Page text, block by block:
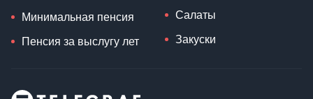
Минимальная пенсия
Пенсия за выслугу лет
Салаты
Закуски